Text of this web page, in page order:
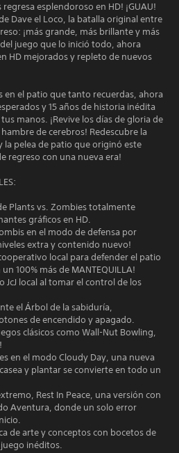
regresa esplendoroso en HD! ¡GUAU!
Dave el Loco, la batalla original entre
¡más grande, más brillante y más
juego que lo inició todo, ahora
HD mejorados y repleto de nuevos
en el patio que tanto recuerdas, ahora
y 15 años de historia inédita
manos. ¡Revive los días de gloria de
de cerebros! Redescubre la
la pelea de patio que originó este
regreso con una nueva era!
Plants vs. Zombies totalmente
gráficos en HD.
en el modo de defensa por
extra y contenido nuevo!
local para defender el patio
100% más de MANTEQUILLA!
JcJ local al tomar el control de los
el Árbol de la sabiduría,
de encendido y apagado.
clásicos como Wall-Nut Bowling,
en el modo Cloudy Day, una nueva
y plantar se convierte en todo un
Rest In Peace, una versión con
Aventura, donde un solo error
de arte y conceptos con bocetos de
inéditos.